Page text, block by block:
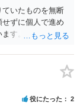
いたものを無断
ずに個人で進め
す。 見積を出し
るでしょう。
役にたった 2